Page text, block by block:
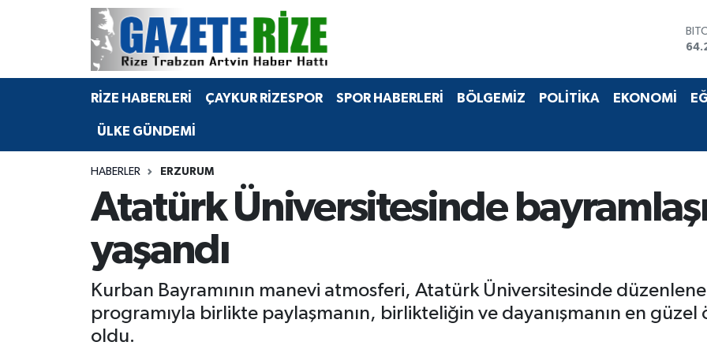
RİZE HABERLERİ ÇAYKUR RİZESPOR SPOR HABERLERİ BÖLGEMİZ POLİTİKA EKONOMİ
ÜLKE GÜNDEMİ
HABERLER ERZURUM
Atatürk Üniversitesinde
yaşandı
Kurban Bayramının manevi atmosferi, Atatürk Üniversitesinde
programıyla birlikte paylaşmanın, birlikteliğin ve dayanışmanın en
oldu.
BÖLGEMİZ
Bilim Teknoloji
Advertising news
Canlı Maç
Merkez Nöbetçi Eczaneler
Merkez Hava Durumu
Merkez Trafik Yoğunluk Haritası
Tüm Manşetler
Son Dakika Haberleri
Haber Arşivi